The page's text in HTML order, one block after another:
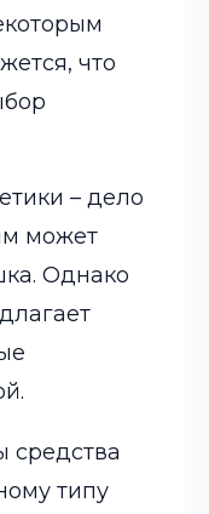
что
– дело
может
Однако
средства
типу